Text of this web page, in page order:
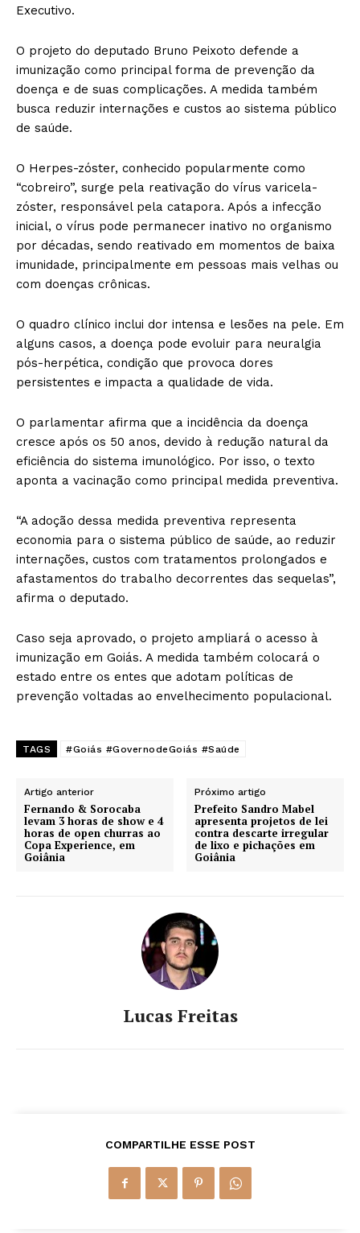
Executivo.
O projeto do deputado Bruno Peixoto defende a
imunização como principal forma de prevenção da
doença e de suas complicações. A medida também
busca reduzir internações e custos ao sistema público
de saúde.
O Herpes-zóster, conhecido popularmente como
“cobreiro”, surge pela reativação do vírus varicela-
zóster, responsável pela catapora. Após a infecção
inicial, o vírus pode permanecer inativo no organismo
por décadas, sendo reativado em momentos de baixa
imunidade, principalmente em pessoas mais velhas ou
com doenças crônicas.
O quadro clínico inclui dor intensa e lesões na pele. Em
alguns casos, a doença pode evoluir para neuralgia
pós-herpética, condição que provoca dores
persistentes e impacta a qualidade de vida.
O parlamentar afirma que a incidência da doença
cresce após os 50 anos, devido à redução natural da
eficiência do sistema imunológico. Por isso, o texto
aponta a vacinação como principal medida preventiva.
“A adoção dessa medida preventiva representa
economia para o sistema público de saúde, ao reduzir
internações, custos com tratamentos prolongados e
afastamentos do trabalho decorrentes das sequelas”,
afirma o deputado.
Caso seja aprovado, o projeto ampliará o acesso à
imunização em Goiás. A medida também colocará o
estado entre os entes que adotam políticas de
prevenção voltadas ao envelhecimento populacional.
TAGS #Goiás #GovernodeGoiás #Saúde
Artigo anterior
Fernando & Sorocaba
levam 3 horas de show e 4
horas de open churras ao
Copa Experience, em
Goiânia
Próximo artigo
Prefeito Sandro Mabel
apresenta projetos de lei
contra descarte irregular
de lixo e pichações em
Goiânia
Lucas Freitas
COMPARTILHE ESSE POST